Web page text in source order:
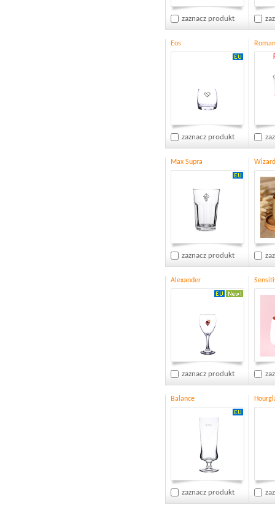
zaznacz produkt
Eos
zaznacz produkt
Max Supra
zaznacz produkt
Wizard
Alexander
zaznacz produkt
Balance
zaznacz produkt